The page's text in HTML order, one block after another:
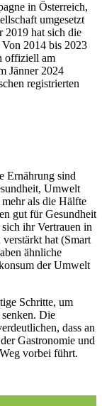
in Österreich,
umgesetzt
2019 hat sich die
2014 bis 2023
offiziell am
Jänner 2024
registrierten
Ernährung sind
Umwelt
als die Hälfte
gut für Gesundheit
ihr Vertrauen in
hat (Smart
ähnliche
der Umwelt
Schritte, um
Die
dass an
Gastronomie und
vorbei führt.